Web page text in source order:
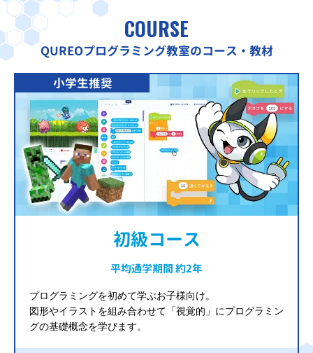
COURSE
QUREOプログラミング教室のコース・教材
小学生推奨
初級コース
平均通学期間 約2年
プログラミングを初めて学ぶお子様向け。
図形やイラストを組み合わせて「視覚的」にプログラミン
グの基礎概念を学びます。